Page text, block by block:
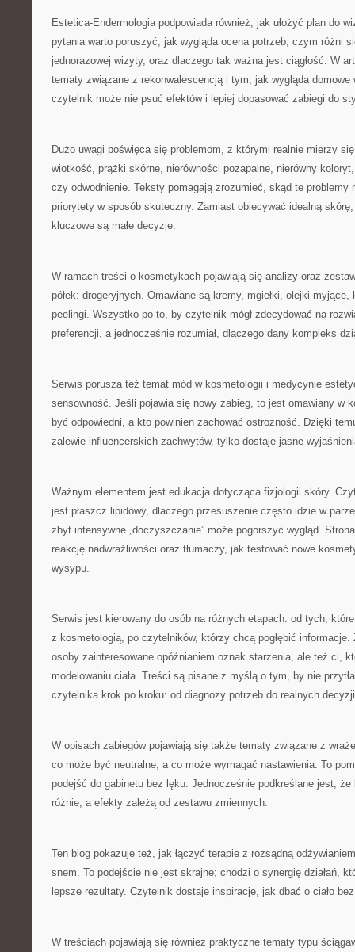
Estetica-Endermologia podpowiada również, jak ułożyć plan do
pytania warto poruszyć, jak wygląda ocena potrzeb, czym różni
jednorazowej wizyty, oraz dlaczego tak ważna jest ciągłość. W
tematy związane z rekonwalescencją i tym, jak wygląda
czytelnik może nie psuć efektów i lepiej dopasować zabiegi do
Dużo uwagi poświęca się problemom, z którymi realnie mierzy
wiotkość, prążki skórne, nierówności pozapalne, nierówny
czy odwodnienie. Teksty pomagają zrozumieć, skąd te problemy
priorytety w sposób skuteczny. Zamiast obiecywać idealną
kluczowe są małe decyzje.
W ramach treści o kosmetykach pojawiają się analizy oraz
półek: drogeryjnych. Omawiane są kremy, mgiełki, olejki
peelingi. Wszystko po to, by czytelnik mógł zdecydować na
preferencji, a jednocześnie rozumiał, dlaczego dany kompleks
Serwis porusza też temat mód w kosmetologii i medycynie
sensowność. Jeśli pojawia się nowy zabieg, to jest omawiany w
być odpowiedni, a kto powinien zachować ostrożność. Dzięki
zalewie influencerskich zachwytów, tylko dostaje jasne
Ważnym elementem jest edukacja dotycząca fizjologii skóry.
jest płaszcz lipidowy, dlaczego przesuszenie często idzie w
zbyt intensywne „doczyszczanie” może pogorszyć wygląd.
reakcję nadwrażliwości oraz tłumaczy, jak testować nowe
wysypu.
Serwis jest kierowany do osób na różnych etapach: od tych,
z kosmetologią, po czytelników, którzy chcą pogłębić
osoby zainteresowane opóźnianiem oznak starzenia, ale też ci,
modelowaniu ciała. Treści są pisane z myślą o tym, by nie
czytelnika krok po kroku: od diagnozy potrzeb do realnych
W opisach zabiegów pojawiają się także tematy związane z
co może być neutralne, a co może wymagać nastawienia. To
podejść do gabinetu bez lęku. Jednocześnie podkreślane jest, że
różnie, a efekty zależą od zestawu zmiennych.
Ten blog pokazuje też, jak łączyć terapie z rozsądną
snem. To podejście nie jest skrajne; chodzi o synergię działań,
lepsze rezultaty. Czytelnik dostaje inspiracje, jak dbać o ciało
W treściach pojawiają się również praktyczne tematy typu